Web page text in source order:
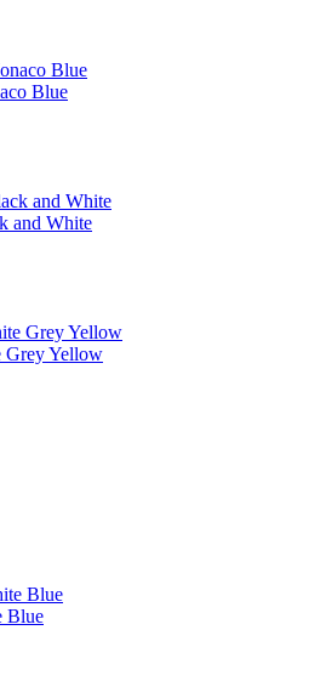
Blue
and White
Grey Yellow
Blue